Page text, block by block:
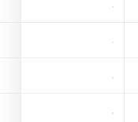
–
–
–
–